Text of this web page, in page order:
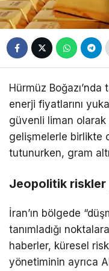
Hürmüz
enerji fiyatlarını
güvenli liman olarak
gelişmelerle birlikte
tutunurken, gram
Jeopolitik riskler
İran’ın bölgede
tanımladığı
haberler, küresel risk
yönetiminin ayrıca